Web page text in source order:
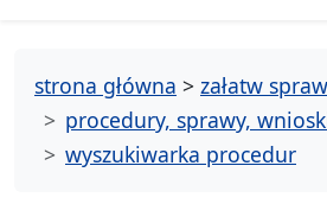
strona główna > załatw
procedury, sprawy,
wyszukiwarka procedur